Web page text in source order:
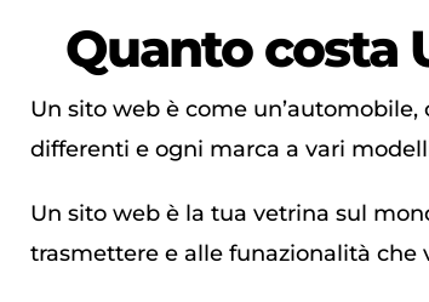
Quanto costa
Un sito web è come
differenti e ogni marca a vari
Un sito web è la tua vetrina sul
trasmettere e alle funazionalità